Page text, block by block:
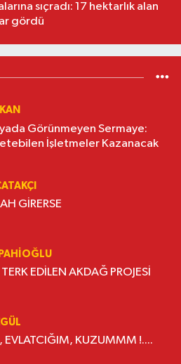
sıçradı: 17 hektarlık alan
gördü
Görünmeyen Sermaye:
İşletmeler Kazanacak
GİRERSE
EDİLEN AKDAĞ PROJESİ
EVLATCIĞIM, KUZUMMM !....